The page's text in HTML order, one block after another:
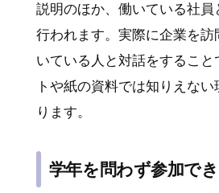
説明のほか、働いている社
行われます。実際に企業を訪
いている人と対話をすること
トや紙の資料では知りえな
ります。
学年を問わず参加で